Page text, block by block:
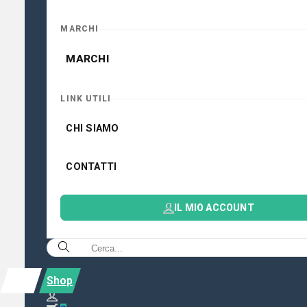
MARCHI
MARCHI
LINK UTILI
CHI SIAMO
CONTATTI
IL MIO ACCOUNT
Shop